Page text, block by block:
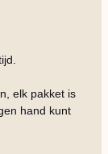
elk pakket is
hand kunt